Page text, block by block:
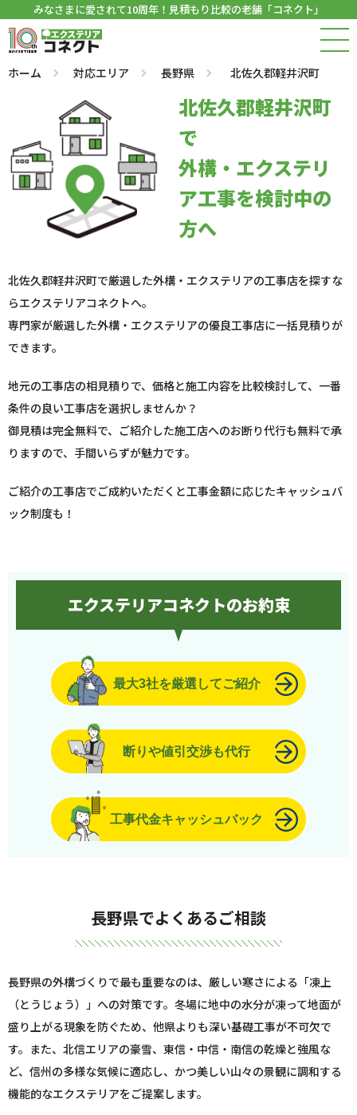
みなさまに愛されて10周年！見積もり比較の老舗「コネクト」
ホーム 対応エリア 長野県 北佐久郡軽井沢町
北佐久郡軽井沢町
で
外構・エクステリ
ア工事を検討中の
方へ
北佐久郡軽井沢町で厳選した外構・エクステリアの工事店を探すな
らエクステリアコネクトへ。
専門家が厳選した外構・エクステリアの優良工事店に一括見積りが
できます。
地元の工事店の相見積りで、価格と施工内容を比較検討して、一番
条件の良い工事店を選択しませんか？
御見積は完全無料で、ご紹介した施工店へのお断り代行も無料で承
りますので、手間いらずが魅力です。
ご紹介の工事店でご成約いただくと工事金額に応じたキャッシュバ
ック制度も！
エクステリアコネクトのお約束
最大3社を厳選してご紹介
断りや値引交渉も代行
工事代金キャッシュバック
長野県でよくあるご相談
長野県の外構づくりで最も重要なのは、厳しい寒さによる「凍上
（とうじょう）」への対策です。冬場に地中の水分が凍って地面が
盛り上がる現象を防ぐため、他県よりも深い基礎工事が不可欠で
す。また、北信エリアの豪雪、東信・中信・南信の乾燥と強風な
ど、信州の多様な気候に適応し、かつ美しい山々の景観に調和する
機能的なエクステリアをご提案します。